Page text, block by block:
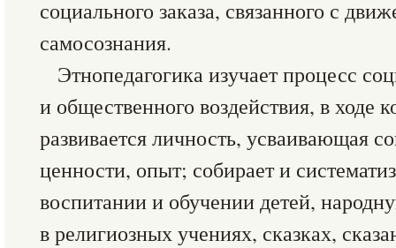
социального заказа, связанного с
самосознания.
Этнопедагогика изучает процесс
и общественного воздействия, в ходе
развивается личность, усваивающая
ценности, опыт; собирает и
воспитании и обучении детей,
в религиозных учениях, сказках,